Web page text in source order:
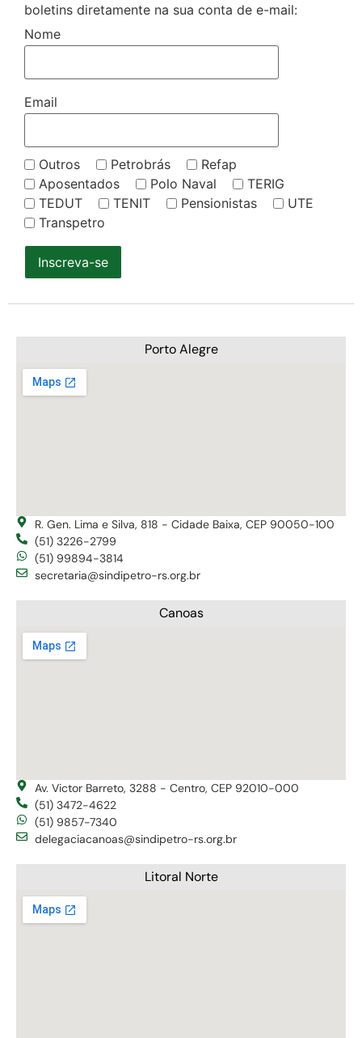
boletins diretamente na sua conta de e-mail:
Nome
Email
Outros Petrobrás
Refap
Aposentados
Polo Naval
TERIG
TEDUT
TENIT Pensionistas
UTE
Transpetro
Inscreva-se
Porto Alegre
R. Gen. Lima e Silva, 818 - Cidade Baixa, CEP 90050-100
(51) 3226-2799
(51) 99894-3814
secretaria@sindipetro-rs.org.br
Canoas
Av. Victor Barreto, 3288 - Centro, CEP 92010-000
(51) 3472-4622
(51) 9857-7340
delegaciacanoas@sindipetro-rs.org.br
Litoral Norte